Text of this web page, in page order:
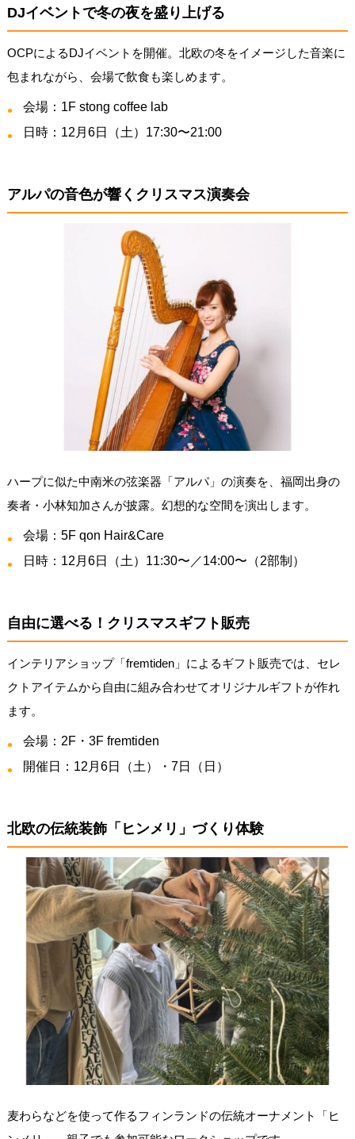
DJイベントで冬の夜を盛り上げる
OCPによるDJイベントを開催。北欧の冬をイメージした音楽に
包まれながら、会場で飲食も楽しめます。
会場：1F stong coffee lab
日時：12月6日（土）17:30〜21:00
アルパの音色が響くクリスマス演奏会
ハープに似た中南米の弦楽器「アルパ」の演奏を、福岡出身の
奏者・小林知加さんが披露。幻想的な空間を演出します。
会場：5F qon Hair&Care
日時：12月6日（土）11:30〜／14:00〜（2部制）
自由に選べる！クリスマスギフト販売
インテリアショップ「fremtiden」によるギフト販売では、セレ
クトアイテムから自由に組み合わせてオリジナルギフトが作れ
ます。
会場：2F・3F fremtiden
開催日：12月6日（土）・7日（日）
北欧の伝統装飾「ヒンメリ」づくり体験
麦わらなどを使って作るフィンランドの伝統オーナメント「ヒ